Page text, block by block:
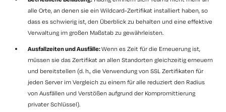
alle Orte, an denen sie ein Wildcard-Zertifikat installiert haben, so
dass es schwierig ist, den Überblick zu behalten und eine effektive
Verwaltung im großen Maßstab zu gewährleisten.
Ausfallzeiten und Ausfälle:Wenn es Zeit für die Erneuerung ist,
müssen sie das Zertifikat an allen Standorten gleichzeitig erneuern
und bereitstellen (d. h., die Verwendung von SSL Zertifikaten für
jeden Server im Vergleich zu einem für alle reduziert den Radius
von Ausfällen und Verstößen aufgrund der Kompromittierung
privater Schlüssel).